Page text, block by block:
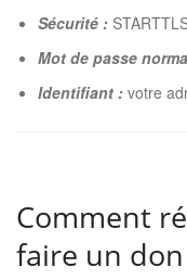
Sécurité :
Mot de passe
Identifiant : votre
Comment
faire un